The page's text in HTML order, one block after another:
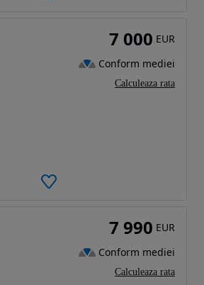
7 000 EUR
Conform mediei
Calculeaza rata
7 990 EUR
Conform mediei
Calculeaza rata